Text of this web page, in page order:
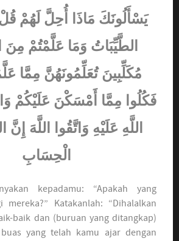
يَسْأَلُونَكَ مَاذَا أُحِلَّ لَهُمْ
الطَّيِّبَاتُ وَمَا عَلَّمْتُمْ مِنَ
مُكَلِّبِينَ تُعَلِّمُونَهُنَّ مِمَّا
فَكُلُوا مِمَّا أَمْسَكْنَ عَلَيْكُمْ
اللَّهِ عَلَيْهِ وَاتَّقُوا اللَّهَ إِنَّ
الْحِسَابِ
kepadamu: “Apakah yang
mereka?” Katakanlah: “Dihalalkan
baik dan (buruan yang ditangkap)
yang telah kamu ajar dengan